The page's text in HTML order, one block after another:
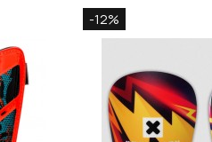
-12%